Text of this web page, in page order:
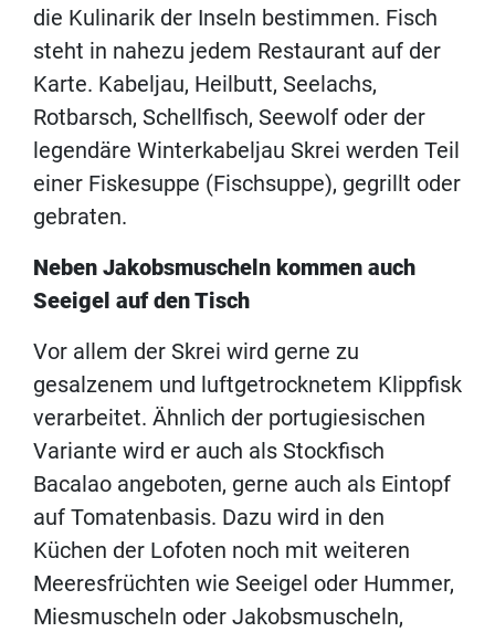
die Kulinarik der Inseln bestimmen. Fisch
steht in nahezu jedem Restaurant auf der
Karte. Kabeljau, Heilbutt, Seelachs,
Rotbarsch, Schellfisch, Seewolf oder der
legendäre Winterkabeljau Skrei werden Teil
einer Fiskesuppe (Fischsuppe), gegrillt oder
gebraten.
Neben Jakobsmuscheln kommen auch
Seeigel auf den Tisch
Vor allem der Skrei wird gerne zu
gesalzenem und luftgetrocknetem Klippfisk
verarbeitet. Ähnlich der portugiesischen
Variante wird er auch als Stockfisch
Bacalao angeboten, gerne auch als Eintopf
auf Tomatenbasis. Dazu wird in den
Küchen der Lofoten noch mit weiteren
Meeresfrüchten wie Seeigel oder Hummer,
Miesmuscheln oder Jakobsmuscheln,